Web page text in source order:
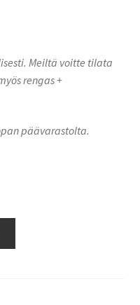
Meiltä voitte tilata
rengas +
päävarastolta.